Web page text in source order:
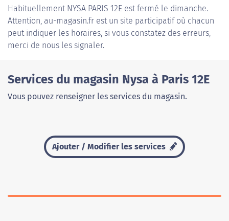
Habituellement NYSA PARIS 12E est fermé le dimanche.
Attention, au-magasin.fr est un site participatif où chacun
peut indiquer les horaires, si vous constatez des erreurs,
merci de nous les signaler.
Services du magasin Nysa à Paris 12E
Vous pouvez renseigner les services du magasin.
Ajouter / Modifier les services